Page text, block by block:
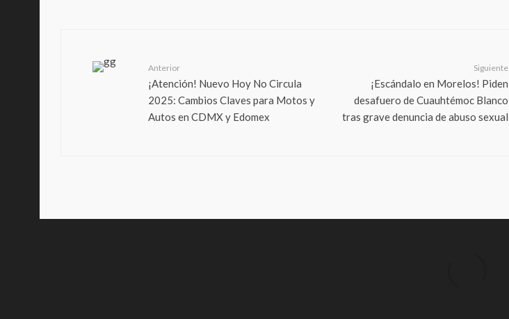
Anterior
¡Atención! Nuevo Hoy No Circula
2025: Cambios Claves para Motos y
Autos en CDMX y Edomex
Siguiente
¡Escándalo en Morelos! Piden
desafuero de Cuauhtémoc Blanco
tras grave denuncia de abuso sexual